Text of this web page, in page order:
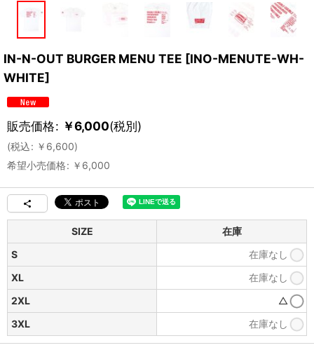
IN-N-OUT BURGER MENU TEE [INO-MENUTE-WH-
WHITE]
販売価格: ￥6,000(税別)
(税込: ￥ 6,600)
希望小売価格: ￥ 6,000
SIZE
在庫
S
在庫なし
XL
在庫なし
2XL
△
3XL
在庫なし